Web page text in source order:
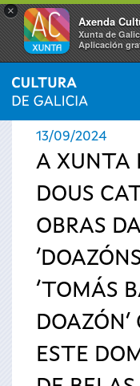
×
Axenda
Xunta de
Aplicación
Vostede
está
aquí
INICIO ›
13/09/2024
A XUNTA
DOUS
OBRAS
‘TOMÁS
DOAZÓN’
ESTE